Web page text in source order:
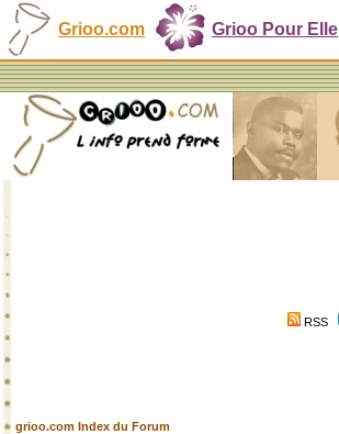
Grioo.com Grioo Pour Elle
RSS
grioo.com Index du Forum